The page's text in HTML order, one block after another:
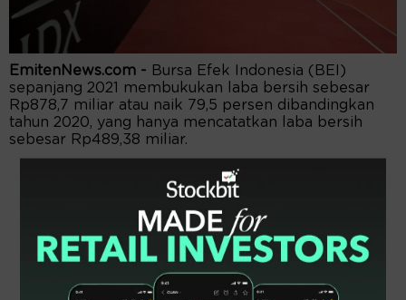
EmitenNews.com - Bursa Efek Indonesia (BEI)
sepanjang 2021 membukukan laba bersih sebesar
Rp878,7 miliar atau naik 79,5 persen dibandingkan
tahun 2020, yang hanya mencatatkan laba bersih
sebesar Rp489,38 miliar.